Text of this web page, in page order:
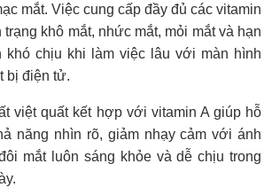
mắt. Việc cung cấp đầy đủ các vitamin
khô mắt, nhức mắt, mỏi mắt và hạn
khó chịu khi làm việc lâu với màn hình
bị điện tử.
việt quất kết hợp với vitamin A giúp hỗ
năng nhìn rõ, giảm nhạy cảm với ánh
mắt luôn sáng khỏe và dễ chịu trong